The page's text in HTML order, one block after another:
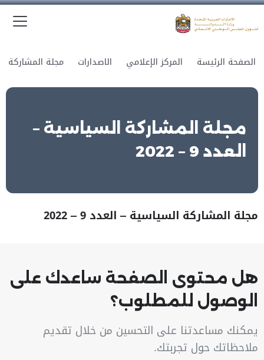
الصفحة الرئيسة المركز الإعلامي الاصدارات
مجلة المشاركة السياسية –
العدد 9 – 2022
مجلة المشاركة السياسية – العدد 9 – 2022
هل محتوى الصفحة ساعدك على
الوصول للمطلوب؟
يمكنك مساعدتنا على التحسين من خلال تقديم
ملاحظاتك حول تجربتك.